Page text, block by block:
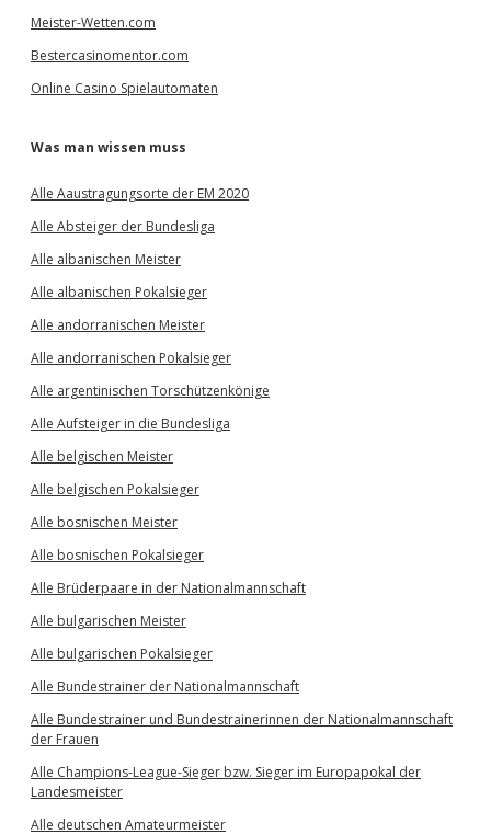
Meister-Wetten.com
Bestercasinomentor.com
Online Casino Spielautomaten
Was man wissen muss
Alle Aaustragungsorte der EM 2020
Alle Absteiger der Bundesliga
Alle albanischen Meister
Alle albanischen Pokalsieger
Alle andorranischen Meister
Alle andorranischen Pokalsieger
Alle argentinischen Torschützenkönige
Alle Aufsteiger in die Bundesliga
Alle belgischen Meister
Alle belgischen Pokalsieger
Alle bosnischen Meister
Alle bosnischen Pokalsieger
Alle Brüderpaare in der Nationalmannschaft
Alle bulgarischen Meister
Alle bulgarischen Pokalsieger
Alle Bundestrainer der Nationalmannschaft
Alle Bundestrainer und Bundestrainerinnen der Nationalmannschaft
der Frauen
Alle Champions-League-Sieger bzw. Sieger im Europapokal der
Landesmeister
Alle deutschen Amateurmeister